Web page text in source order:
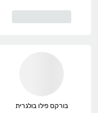
בורקס פילו בולגרית